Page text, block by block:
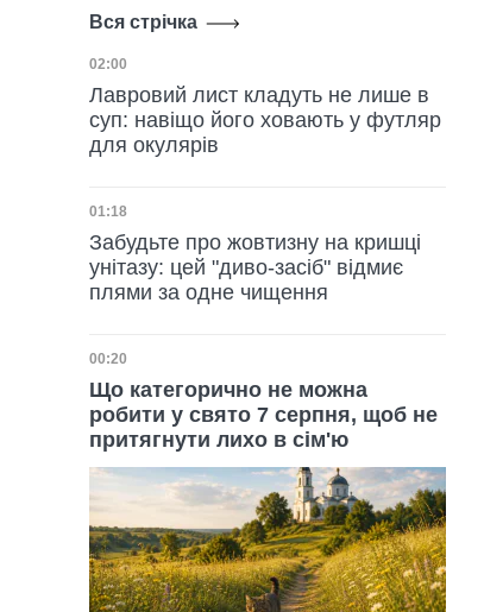
Вся стрічка
Дата публікації
02:00
Лавровий лист кладуть не лише в
суп: навіщо його ховають у футляр
для окулярів
Дата публікації
01:18
Забудьте про жовтизну на кришці
унітазу: цей "диво-засіб" відмиє
плями за одне чищення
Дата публікації
00:20
Що категорично не можна
робити у свято 7 серпня, щоб не
притягнути лихо в сім'ю